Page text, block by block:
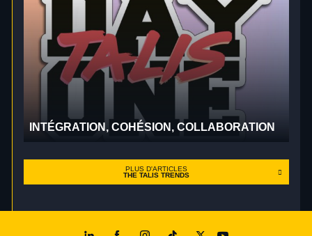
INTÉGRATION, COHÉSION, COLLABORATION
PLUS D'ARTICLES
THE TALIS TRENDS